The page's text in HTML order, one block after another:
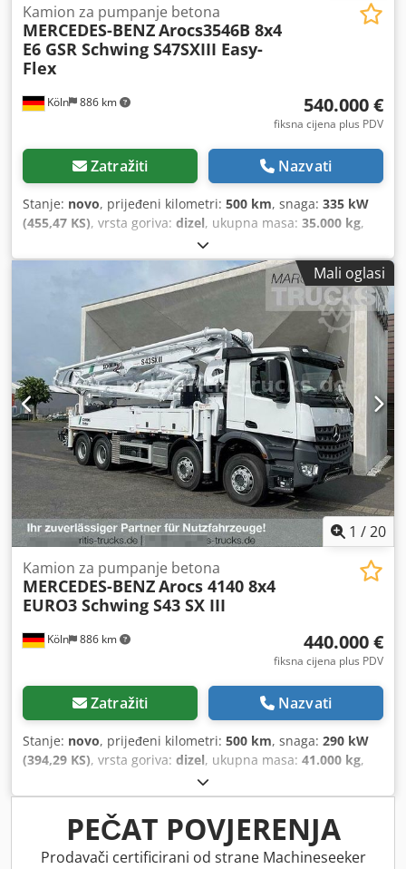
Köln 886 km
Kamion za pumpanje betona
MERCEDES-BENZArocs3546B 8x4
E6 GSR Schwing S47SXIII Easy-
Flex
540.000 €
fiksna cijena plus PDV
Zatražiti Nazvati
Stanje: novo, prijeđeni kilometri: 500 km, snaga: 335 kW
(455,47 KS), vrsta goriva: dizel, ukupna masa: 35.000 kg,
3 osovine
prijenosa:automatski, emisijska klasa:Euro 6, Oprema:
ABS, elektronički program stabilnosti (ESP), grijač za
parkiranje, klima uređaj, navigacijski sustav,
Mali oglasi
1 /20
Köln 886 km
Kamion za pumpanje betona
MERCEDES-BENZArocs 4140 8x4
EURO3 Schwing S43 SX III
440.000 €
fiksna cijena plus PDV
Zatražiti Nazvati
Stanje: novo, prijeđeni kilometri: 500 km, snaga: 290 kW
(394,29 KS), vrsta goriva: dizel, ukupna masa: 41.000 kg,
3 osovine
prijenosa:automatski, emisijska klasa:Euro 3, Oprema:
ABS, klima uređaj,
PEČAT POVJERENJA
Prodavači certificirani od strane Machineseeker